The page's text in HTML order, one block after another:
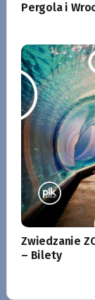
Pergola i
Zwiedzanie
– Bilety